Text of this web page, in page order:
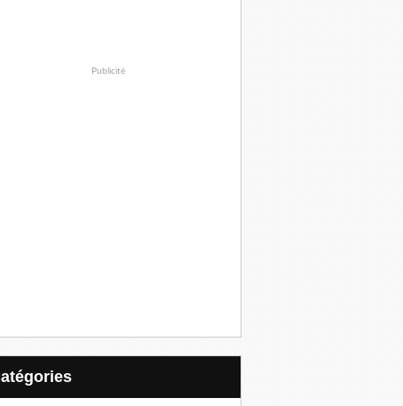
Publicité
Catégories